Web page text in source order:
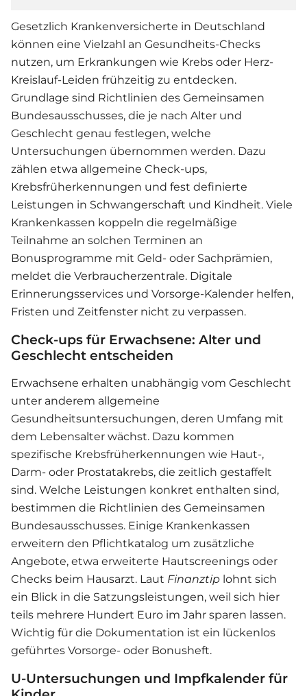
Gesetzlich Krankenversicherte in Deutschland
können eine Vielzahl an Gesundheits-Checks
nutzen, um Erkrankungen wie Krebs oder Herz-
Kreislauf-Leiden frühzeitig zu entdecken.
Grundlage sind Richtlinien des Gemeinsamen
Bundesausschusses, die je nach Alter und
Geschlecht genau festlegen, welche
Untersuchungen übernommen werden. Dazu
zählen etwa allgemeine Check-ups,
Krebsfrüherkennungen und fest definierte
Leistungen in Schwangerschaft und Kindheit. Viele
Krankenkassen koppeln die regelmäßige
Teilnahme an solchen Terminen an
Bonusprogramme mit Geld- oder Sachprämien,
meldet die Verbraucherzentrale. Digitale
Erinnerungsservices und Vorsorge-Kalender helfen,
Fristen und Zeitfenster nicht zu verpassen.
Check-ups für Erwachsene: Alter und
Geschlecht entscheiden
Erwachsene erhalten unabhängig vom Geschlecht
unter anderem allgemeine
Gesundheitsuntersuchungen, deren Umfang mit
dem Lebensalter wächst. Dazu kommen
spezifische Krebsfrüherkennungen wie Haut-,
Darm- oder Prostatakrebs, die zeitlich gestaffelt
sind. Welche Leistungen konkret enthalten sind,
bestimmen die Richtlinien des Gemeinsamen
Bundesausschusses. Einige Krankenkassen
erweitern den Pflichtkatalog um zusätzliche
Angebote, etwa erweiterte Hautscreenings oder
Checks beim Hausarzt. Laut Finanztip lohnt sich
ein Blick in die Satzungsleistungen, weil sich hier
teils mehrere Hundert Euro im Jahr sparen lassen.
Wichtig für die Dokumentation ist ein lückenlos
geführtes Vorsorge- oder Bonusheft.
U-Untersuchungen und Impfkalender für